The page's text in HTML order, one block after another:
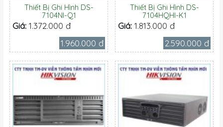
Thiết Bị Ghi Hình DS-
7104NI-Q1
Giá: 1.372.000 đ
1.960.000 đ
Thiết Bị Ghi Hình DS-
7104HQHI-K1
Giá: 1.813.000 đ
2.590.000 đ